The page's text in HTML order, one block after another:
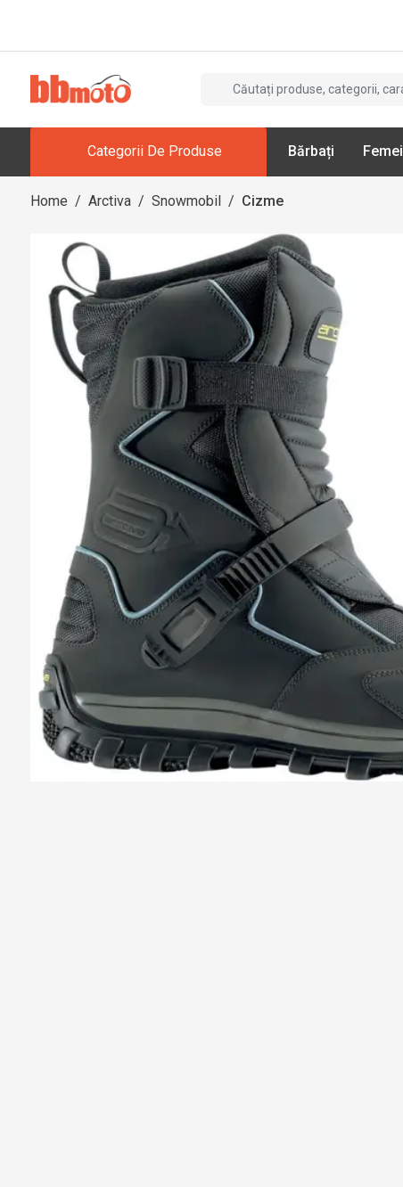
Categorii De Produse Bărbați Femei
Home / Arctiva / Snowmobil / Cizme